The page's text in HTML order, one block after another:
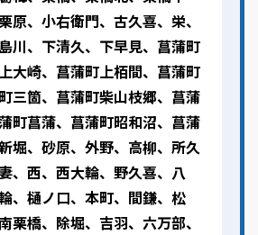
原、小右衛門、古久喜、栄、
川、下清久、下早見、菖蒲町
大崎、菖蒲町上栢間、菖蒲町
三箇、菖蒲町柴山枝郷、菖蒲
町菖蒲、菖蒲町昭和沼、菖蒲
堀、砂原、外野、高柳、所久
、西、西大輪、野久喜、八
、樋ノ口、本町、間鎌、松
栗橋、除堀、吉羽、六万部、